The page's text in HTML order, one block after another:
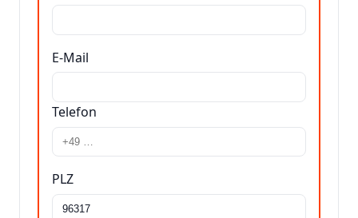
E-Mail
Telefon
PLZ